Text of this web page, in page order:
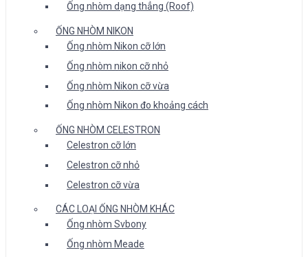
Ống nhòm dạng thẳng (Roof)
ỐNG NHÒM NIKON
Ống nhòm Nikon cỡ lớn
Ống nhòm nikon cỡ nhỏ
Ống nhòm Nikon cỡ vừa
Ống nhòm Nikon đo khoảng cách
ỐNG NHÒM CELESTRON
Celestron cỡ lớn
Celestron cỡ nhỏ
Celestron cỡ vừa
CÁC LOẠI ỐNG NHÒM KHÁC
Ống nhòm Svbony
Ống nhòm Meade